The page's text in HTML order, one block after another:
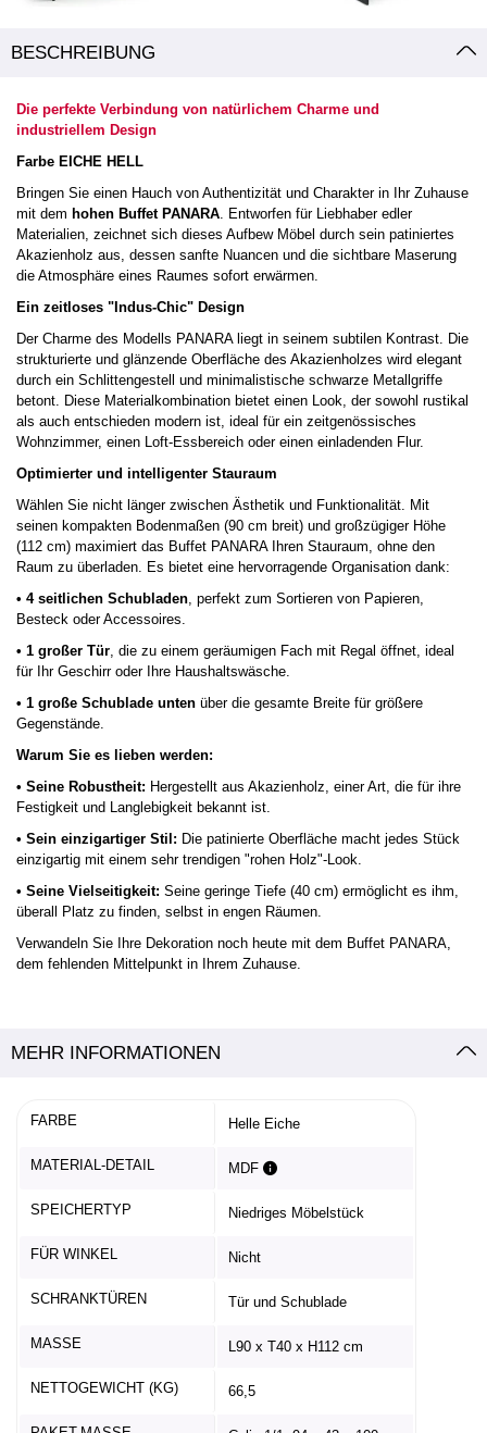
BESCHREIBUNG
Die perfekte Verbindung von natürlichem Charme und
industriellem Design
Farbe EICHE HELL
Bringen Sie einen Hauch von Authentizität und Charakter in Ihr Zuhause
mit dem hohen Buffet PANARA . Entworfen für Liebhaber edler
Materialien, zeichnet sich dieses Aufbew Möbel durch sein patiniertes
Akazienholz aus, dessen sanfte Nuancen und die sichtbare Maserung
die Atmosphäre eines Raumes sofort erwärmen.
Ein zeitloses "Indus-Chic" Design
Der Charme des Modells PANARA liegt in seinem subtilen Kontrast. Die
strukturierte und glänzende Oberfläche des Akazienholzes wird elegant
durch ein Schlittengestell und minimalistische schwarze Metallgriffe
betont. Diese Materialkombination bietet einen Look, der sowohl rustikal
als auch entschieden modern ist, ideal für ein zeitgenössisches
Wohnzimmer, einen Loft-Essbereich oder einen einladenden Flur.
Optimierter und intelligenter Stauraum
Wählen Sie nicht länger zwischen Ästhetik und Funktionalität. Mit
seinen kompakten Bodenmaßen (90 cm breit) und großzügiger Höhe
(112 cm) maximiert das Buffet PANARA Ihren Stauraum, ohne den
Raum zu überladen. Es bietet eine hervorragende Organisation dank:
• 4 seitlichen Schubladen , perfekt zum Sortieren von Papieren,
Besteck oder Accessoires.
• 1 großer Tür , die zu einem geräumigen Fach mit Regal öffnet, ideal
für Ihr Geschirr oder Ihre Haushaltswäsche.
• 1 große Schublade unten über die gesamte Breite für größere
Gegenstände.
Warum Sie es lieben werden:
• Seine Robustheit: Hergestellt aus Akazienholz, einer Art, die für ihre
Festigkeit und Langlebigkeit bekannt ist.
• Sein einzigartiger Stil: Die patinierte Oberfläche macht jedes Stück
einzigartig mit einem sehr trendigen "rohen Holz"-Look.
• Seine Vielseitigkeit: Seine geringe Tiefe (40 cm) ermöglicht es ihm,
überall Platz zu finden, selbst in engen Räumen.
Verwandeln Sie Ihre Dekoration noch heute mit dem Buffet PANARA,
dem fehlenden Mittelpunkt in Ihrem Zuhause.
MEHR INFORMATIONEN
FARBE Helle Eiche
MATERIAL-DETAIL MDF
SPEICHERTYP Niedriges Möbelstück
FÜR WINKEL Nicht
SCHRANKTÜREN Tür und Schublade
MASSE L90 x T40 x H112 cm
NETTOGEWICHT (KG) 66,5